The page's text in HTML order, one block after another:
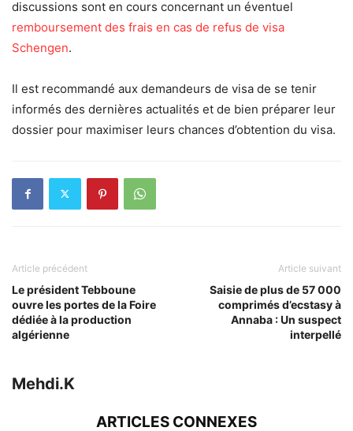
discussions sont en cours concernant un éventuel
remboursement des frais en cas de refus de visa
Schengen.
Il est recommandé aux demandeurs de visa de se tenir
informés des dernières actualités et de bien préparer leur
dossier pour maximiser leurs chances d’obtention du visa.
Article précédent
Le président Tebboune
ouvre les portes de la Foire
dédiée à la production
algérienne
Article suivant
Saisie de plus de 57 000
comprimés d’ecstasy à
Annaba : Un suspect
interpellé
Mehdi.K
ARTICLES CONNEXES